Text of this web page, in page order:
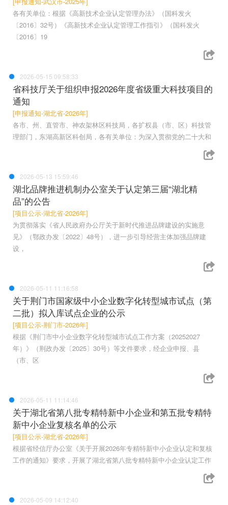
各有关单位：根据《高新技术企业认定管理办法》（国科发火
〔2016〕32号）《高新技术企业认定管理工作指引》（国科发火
〔2016〕19
2026-05-15 09:58:33
省科技厅关于组织申报2026年度省级重大科技项目的
通知
[申报通知-湖北省-2026年]
各市、州、直管市、神农架林区科技局，各扩权县（市、区）科技管
理部门，东湖高新区科创局，各有关单位：为深入贯彻党的二十大和
2026-05-13 15:59:46
湖北品牌推进机制办公室关于认定第三届“湖北精
品”的公告
[项目公示-湖北省-2026年]
为贯彻落实《省人民政府办公厅关于新时代推进品牌建设的实施意
见》（鄂政办发〔2022〕48号），进一步引导经营主体加强品牌建
设，
2026-05-11 11:16:58
关于荆门市国家级中小企业数字化转型城市试点（第
二批）拟入库试点企业的公示
[项目公示-荆门市-2026年]
根据《荆门市中小企业数字化转型城市试点工作方案（20252027
年）》（荆政办发〔2025〕30号）等文件要求，经企业申报、县
（市、区
2026-05-11 11:14:46
关于湖北省第八批专精特新中小企业和第五批专精特
新中小企业复核名单的公示
[项目公示-湖北省-2026年]
根据省经信厅办公室《关于开展2026年专精特新中小企业认定和复核
工作的通知》要求，开展了湖北省第八批专精特新中小企业认定工作
2026-05-09 14:12:40